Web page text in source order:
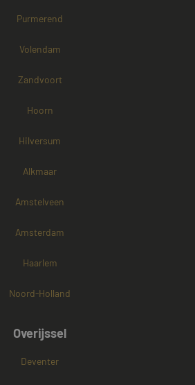
Purmerend
Volendam
Zandvoort
Hoorn
Hilversum
Alkmaar
Amstelveen
Amsterdam
Haarlem
Noord-Holland
Overijssel
Deventer